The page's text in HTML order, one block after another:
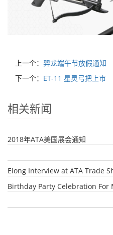
上一个： 羿龙端午节放假通知
下一个： ET-11 星灵弓把上市
相关新闻
2018年ATA美国展会通知
Elong Interview at ATA Trade
Birthday Party Celebration For